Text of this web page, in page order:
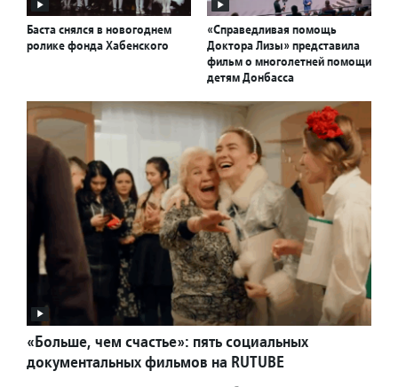
Баста снялся в новогоднем
ролике фонда Хабенского
«Справедливая помощь
Доктора Лизы» представила
фильм о многолетней помощи
детям Донбасса
«Больше, чем счастье»: пять социальных
документальных фильмов на RUTUBE